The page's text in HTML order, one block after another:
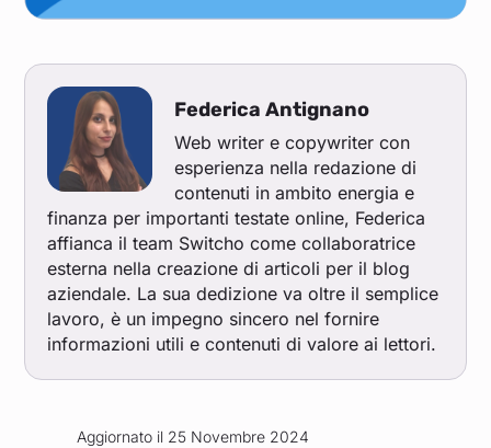
Federica Antignano
Web writer e copywriter con
esperienza nella redazione di
contenuti in ambito energia e
finanza per importanti testate online, Federica
affianca il team Switcho come collaboratrice
esterna nella creazione di articoli per il blog
aziendale. La sua dedizione va oltre il semplice
lavoro, è un impegno sincero nel fornire
informazioni utili e contenuti di valore ai lettori.
Aggiornato il 25 Novembre 2024